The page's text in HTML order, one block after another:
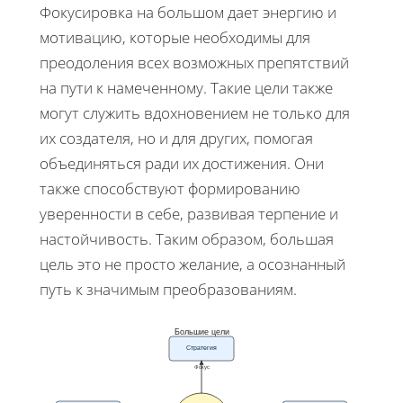
Фокусировка на большом дает энергию и
мотивацию, которые необходимы для
преодоления всех возможных препятствий
на пути к намеченному. Такие цели также
могут служить вдохновением не только для
их создателя, но и для других, помогая
объединяться ради их достижения. Они
также способствуют формированию
уверенности в себе, развивая терпение и
настойчивость. Таким образом, большая
цель это не просто желание, а осознанный
путь к значимым преобразованиям.
Большие цели
Стратегия
Фокус